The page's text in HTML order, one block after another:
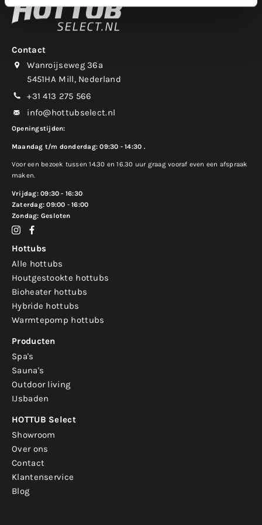
Contact
Wanroijseweg 36a
5451HA Mill, Nederland
+31 413 275 566
info@hottubselect.nl
Openingstijden:
Maandag t/m donderdag: 09:30 - 14:30 .
Voor een bezoek tussen 14.30 en 16.30 uur graag vooraf even een afspraak
maken.
Vrijdag: 09:30 - 16:30
Zaterdag: 09:00 - 16:00
Zondag: Gesloten
Hottubs
Alle hottubs
Houtgestookte hottubs
Bioheater hottubs
Hybride hottubs
Warmtepomp hottubs
Producten
Spa's
Sauna's
Outdoor living
IJsbaden
HOTTUB Select
Showroom
Over ons
Contact
Klantenservice
Blog